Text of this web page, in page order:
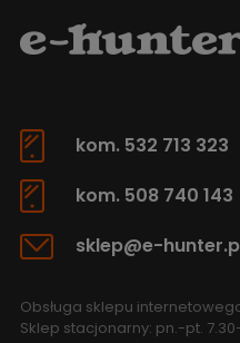
kom. 532 713 323
kom. 508 740 143
sklep@e-
Obsługa sklepu
Sklep stacjonarny: pn.-pt.